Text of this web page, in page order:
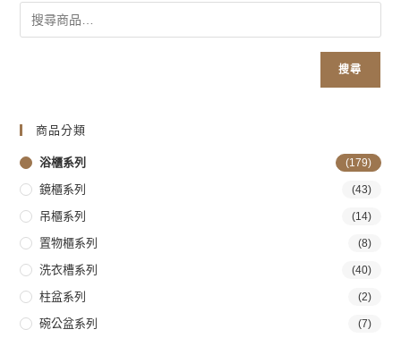
搜尋
商品分類
浴櫃系列 (179)
鏡櫃系列 (43)
吊櫃系列 (14)
置物櫃系列 (8)
洗衣槽系列 (40)
柱盆系列 (2)
碗公盆系列 (7)